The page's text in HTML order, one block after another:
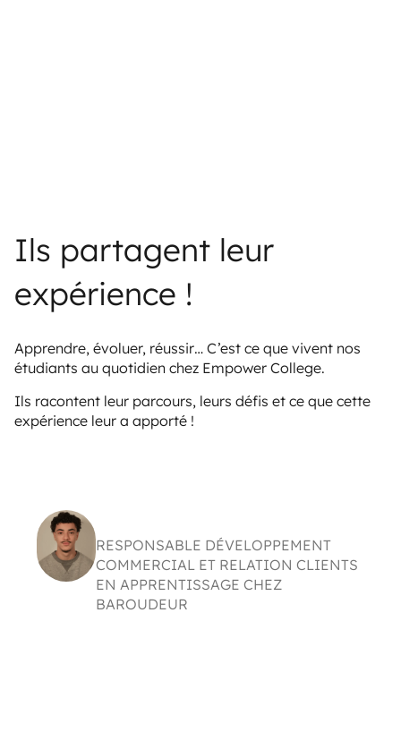
Ils partagent leur
expérience !
Apprendre, évoluer, réussir… C’est ce que vivent nos
étudiants au quotidien chez Empower College.
Ils racontent leur parcours, leurs défis et ce que cette
expérience leur a apporté !
RESPONSABLE DÉVELOPPEMENT
COMMERCIAL ET RELATION CLIENTS
EN APPRENTISSAGE CHEZ
BAROUDEUR